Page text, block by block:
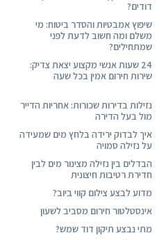
דודים?
שיפוץ אמבטיות והסדר ביטוח: מי
משלם ומה חשוב לדעת לפני
שמתחילים?
24 שעות אנשי מקצוע יצאת צדיק:
שירות חירום אמין בכל שעה
נזילות בדירות שכורות: אחריות הדייר
מול בעל הדירה
איך לבדוק ירידה בלחץ מים שמעידה
על נזילה סמויה
הבדלים בין נזילה מצינור מים לבין
חדירת רטיבות חיצונית
מדוע לבצע צילום קווי ביוב?
אינסטלטור חירום מסביב לשעון
מתי נבצע תיקון דוד שמש?